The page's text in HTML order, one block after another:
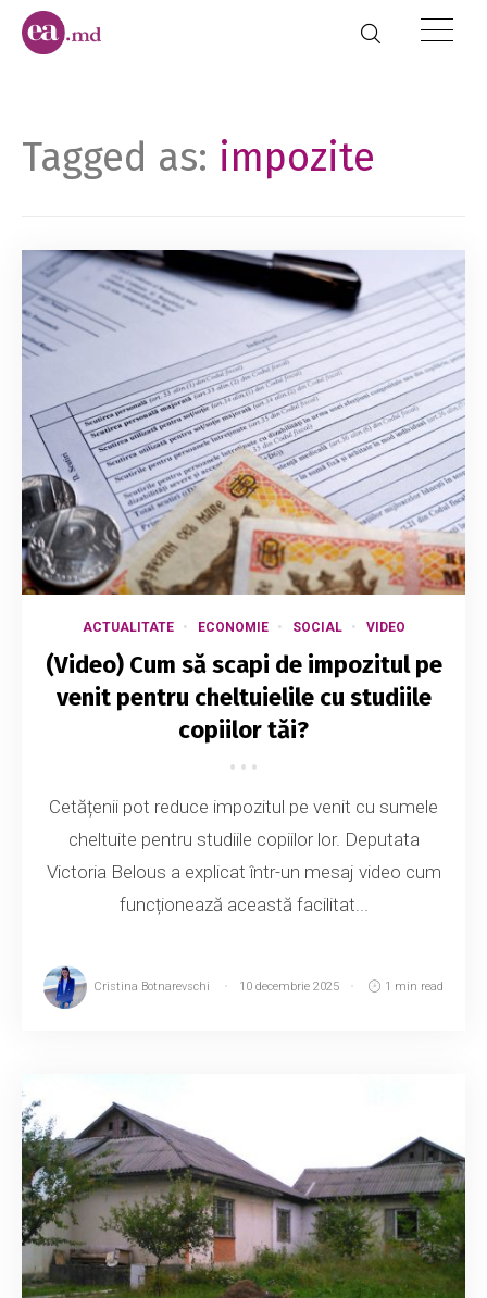
Tagged as: impozite
ACTUALITATE ECONOMIE SOCIAL VIDEO
(Video) Cum să scapi de impozitul pe
venit pentru cheltuielile cu studiile
copiilor tăi?
Cetățenii pot reduce impozitul pe venit cu sumele
cheltuite pentru studiile copiilor lor. Deputata
Victoria Belous a explicat într-un mesaj video cum
funcționează această facilitat...
Cristina Botnarevschi 10 decembrie 2025 1 min read